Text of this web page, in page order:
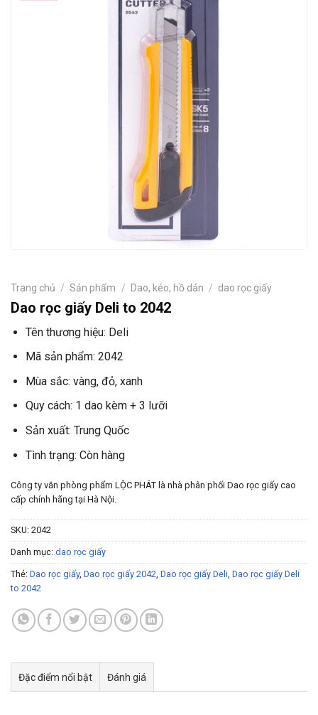
Trang chủ / Sản phẩm / Dao, kéo, hồ dán / dao rọc giấy
Dao rọc giấy Deli to 2042
Tên thương hiệu: Deli
Mã sản phẩm: 2042
Mùa sắc: vàng, đỏ, xanh
Quy cách: 1 dao kèm + 3 lưỡi
Sản xuất: Trung Quốc
Tình trạng: Còn hàng
Công ty văn phòng phẩm LỘC PHÁT là nhà phân phối Dao rọc giấy cao
cấp chính hãng tại Hà Nội.
SKU: 2042
Danh mục: dao rọc giấy
Thẻ: Dao rọc giấy, Dao rọc giấy 2042, Dao rọc giấy Deli, Dao rọc giấy Deli
to 2042
Đặc điểm nổi bật Đánh giá